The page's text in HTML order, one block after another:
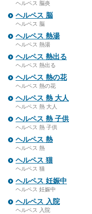
ヘルペス 脳炎
ヘルペス 脳
ヘルペス 脳
ヘルペス 熱湯
ヘルペス 熱湯
ヘルペス 熱出る
ヘルペス 熱出る
ヘルペス 熱の花
ヘルペス 熱の花
ヘルペス 熱 大人
ヘルペス 熱 大人
ヘルペス 熱 子供
ヘルペス 熱 子供
ヘルペス 熱
ヘルペス 熱
ヘルペス 猫
ヘルペス 猫
ヘルペス 妊娠中
ヘルペス 妊娠中
ヘルペス 入院
ヘルペス 入院